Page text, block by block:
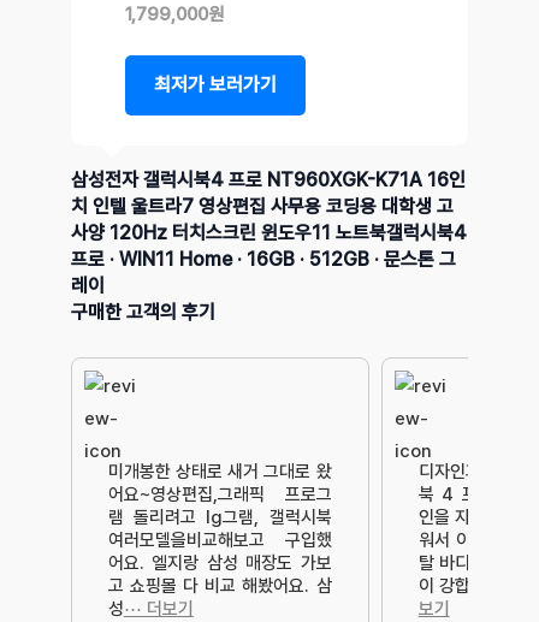
1,799,000원
최저가 보러가기
삼성전자 갤럭시북4 프로 NT960XGK-K71A 16인
치 인텔 울트라7 영상편집 사무용 코딩용 대학생 고
사양 120Hz 터치스크린 윈도우11 노트북갤럭시북4
프로 · WIN11 Home · 16GB · 512GB · 문스톤 그
레이
구매한 고객의 후기
미개봉한 상태로 새거 그대로 왔
어요~영상편집,그래픽 프로그
램 돌리려고 lg그램, 갤럭시북
여러모델을비교해보고 구입했
어요. 엘지랑 삼성 매장도 가보
고 쇼핑몰 다 비교 해봤어요. 삼
성⋯ 더보기
디자인과 빌드
북 4 프로는 정
인을 자랑합니
워서 이동할 때
탈 바디 덕분에
이 강합니다. 손
보기